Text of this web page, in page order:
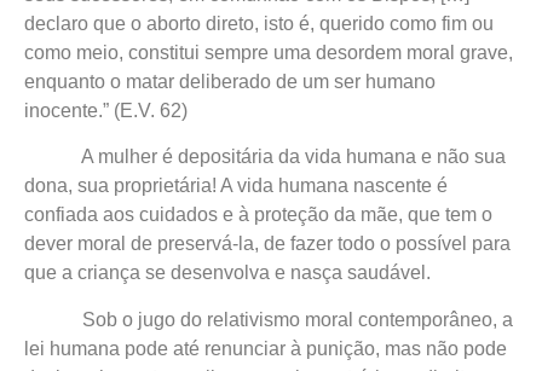
declaro que o aborto direto, isto é, querido como fim ou
como meio, constitui sempre uma desordem moral grave,
enquanto o matar deliberado de um ser humano
inocente.” (E.V. 62)
A mulher é depositária da vida humana e não sua
dona, sua proprietária! A vida humana nascente é
confiada aos cuidados e à proteção da mãe, que tem o
dever moral de preservá-la, de fazer todo o possível para
que a criança se desenvolva e nasça saudável.
Sob o jugo do relativismo moral contemporâneo, a
lei humana pode até renunciar à punição, mas não pode